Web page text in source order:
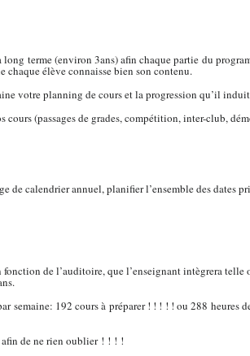
terme (environ 3ans) afin chaque partie du
chaque élève connaisse bien son contenu.
votre planning de cours et la progression qu’il induit
cours (passages de grades, compétition, inter-club,
de calendrier annuel, planifier l’ensemble des dates
fonction de l’auditoire, que l’enseignant intègrera
semaine: 192 cours à préparer ! ! ! ! ! ou 288
afin de ne rien oublier ! ! ! !